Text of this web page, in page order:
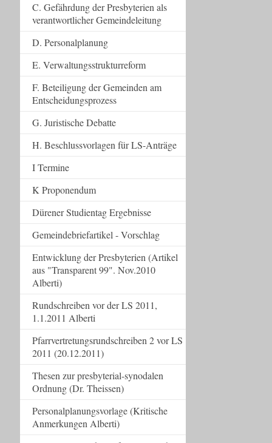
C. Gefährdung der Presbyterien als
verantwortlicher Gemeindeleitung
D. Personalplanung
E. Verwaltungsstrukturreform
F. Beteiligung der Gemeinden am
Entscheidungsprozess
G. Juristische Debatte
H. Beschlussvorlagen für LS-Anträge
I Termine
K Proponendum
Dürener Studientag Ergebnisse
Gemeindebriefartikel - Vorschlag
Entwicklung der Presbyterien (Artikel
aus "Transparent 99". Nov.2010
Alberti)
Rundschreiben vor der LS 2011,
1.1.2011 Alberti
Pfarrvertretungsrundschreiben 2 vor LS
2011 (20.12.2011)
Thesen zur presbyterial-synodalen
Ordnung (Dr. Theissen)
Personalplanungsvorlage (Kritische
Anmerkungen Alberti)